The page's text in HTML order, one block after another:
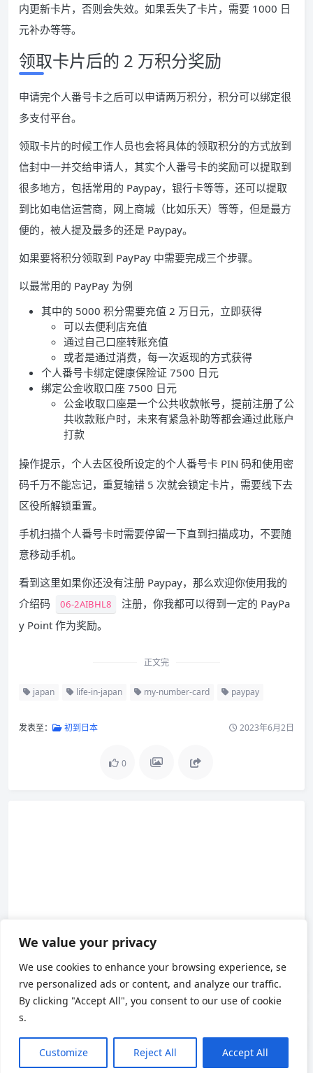
We value your privacy
We use cookies to enhance your browsing experience, se
rve personalized ads or content, and analyze our traffic.
By clicking "Accept All", you consent to our use of cookie
s.
Customize Reject All Accept All
内更新卡片，否则会失效。如果丢失了卡片，需要 1000 日
元补办等等。
领取卡片后的 2 万积分奖励
申请完个人番号卡之后可以申请两万积分，积分可以绑定很
多支付平台。
领取卡片的时候工作人员也会将具体的领取积分的方式放到
信封中一并交给申请人，其实个人番号卡的奖励可以提取到
很多地方，包括常用的 Paypay，银行卡等等，还可以提取
到比如电信运营商，网上商城（比如乐天）等等，但是最方
便的，被人提及最多的还是 Paypay。
如果要将积分领取到 PayPay 中需要完成三个步骤。
以最常用的 PayPay 为例
其中的 5000 积分需要充值 2 万日元，立即获得
可以去便利店充值
通过自己口座转账充值
或者是通过消费，每一次返现的方式获得
个人番号卡绑定健康保险证 7500 日元
绑定公金收取口座 7500 日元
公金收取口座是一个公共收款帐号，提前注册了公
共收款账户时，未来有紧急补助等都会通过此账户
打款
操作提示，个人去区役所设定的个人番号卡 PIN 码和使用密
码千万不能忘记，重复输错 5 次就会锁定卡片，需要线下去
区役所解锁重置。
手机扫描个人番号卡时需要停留一下直到扫描成功，不要随
意移动手机。
看到这里如果你还没有注册 Paypay，那么欢迎你使用我的
介绍码
06-2AIBHL8
注册，你我都可以得到一定的 PayPa
y Point 作为奖励。
正文完
japan life-in-japan my-number-card paypay
发表至： 初到日本 2023年6月2日
0
领取卡片后的 2 万积分奖励